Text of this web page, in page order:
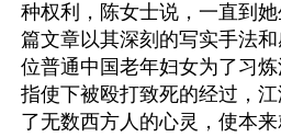
种权利，陈女士说，一直到
篇文章以其深刻的写实手法
位普通中国老年妇女为了习
指使下被殴打致死的经过，
了无数西方人的心灵，使本